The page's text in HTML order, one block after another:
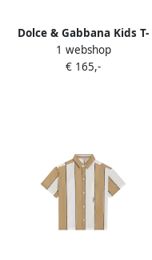
Dolce & Gabbana Kids T-
shirt met grafische print
Roze
1 webshop
€ 165,-